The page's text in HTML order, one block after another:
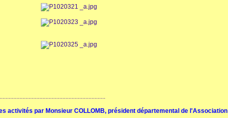
activités par Monsieur COLLOMB, président départemental de l'Association